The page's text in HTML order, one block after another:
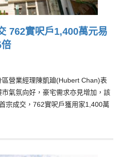
762實呎戶1,400萬元易
營業經理陳凱廸(Hubert Chan)表
氣氛向好，豪宅需求亦見增加，該
宗成交，762實呎戶獲用家1,400萬